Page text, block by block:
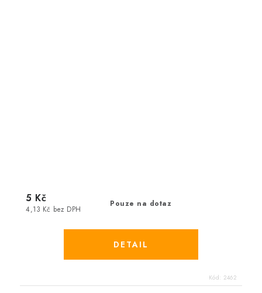
Pouze na dotaz
4,13 Kč bez DPH
5 Kč
Kód: 2462